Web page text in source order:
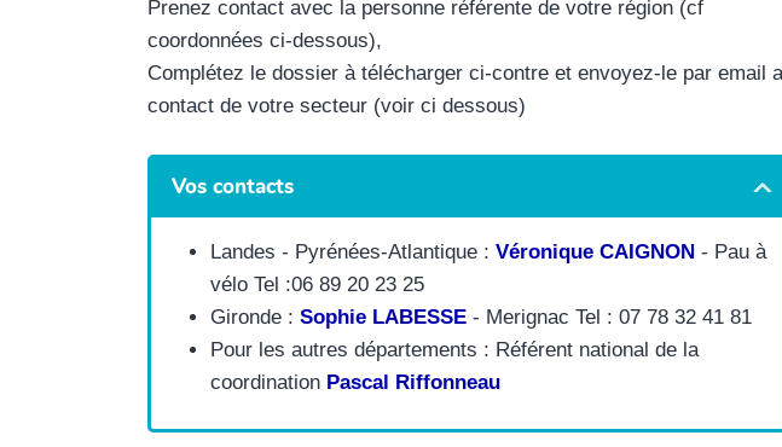
Prenez contact avec la personne référente de votre région (cf
coordonnées ci-dessous),
Complétez le dossier à télécharger ci-contre et envoyez-le par email
contact de votre secteur (voir ci dessous)
Vos contacts
Landes - Pyrénées-Atlantique : Véronique CAIGNON - Pau à
vélo Tel :06 89 20 23 25
Gironde : Sophie LABESSE - Merignac Tel : 07 78 32 41 81
Pour les autres départements : Référent national de la
coordination Pascal Riffonneau